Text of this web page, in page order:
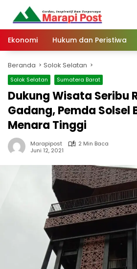
Langsung
konten
Ekonomi
Hukum dan Peristiwa
Beranda Solok Selatan
Solok Selatan Sumatera Barat
Dukung Wisata Seribu
Gadang, Pemda Solsel
Menara Tinggi
Marapipost
2 Min Baca
Juni 12, 2021